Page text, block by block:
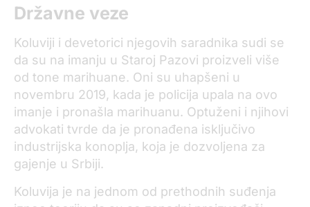
Državne veze
Koluviji i devetorici njegovih saradnika sudi se
da su na imanju u Staroj Pazovi proizveli više
od tone marihuane. Oni su uhapšeni u
novembru 2019, kada je policija upala na ovo
imanje i pronašla marihuanu. Optuženi i njihovi
advokati tvrde da je pronađena isključivo
industrijska konoplja, koja je dozvoljena za
gajenje u Srbiji.
Koluvija je na jednom od prethodnih suđenja